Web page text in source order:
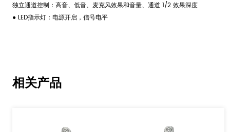
独立通道控制：高音、低音、麦克风效果和音量、通道 1/2 效果深度
● LED指示灯：电源开启，信号电平
相关产品